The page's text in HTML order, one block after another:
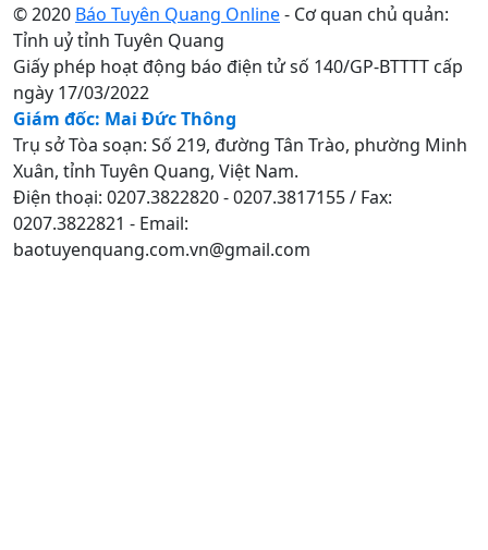
© 2020 Báo Tuyên Quang Online- Cơ quan chủ quản:
Tỉnh uỷ tỉnh Tuyên Quang
Giấy phép hoạt động báo điện tử số 140/GP-BTTTT cấp
ngày 17/03/2022
Giám đốc: Mai Đức Thông
Trụ sở Tòa soạn: Số 219, đường Tân Trào, phường Minh
Xuân, tỉnh Tuyên Quang, Việt Nam.
Điện thoại: 0207.3822820 - 0207.3817155 / Fax:
0207.3822821 - Email:
baotuyenquang.com.vn@gmail.com